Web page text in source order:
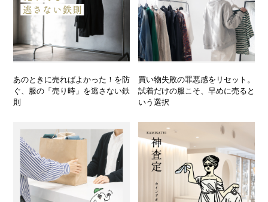
あのときに売ればよかった！を防
ぐ、服の「売り時」を逃さない鉄
則
買い物失敗の罪悪感をリセット。
試着だけの服こそ、早めに売ると
いう選択